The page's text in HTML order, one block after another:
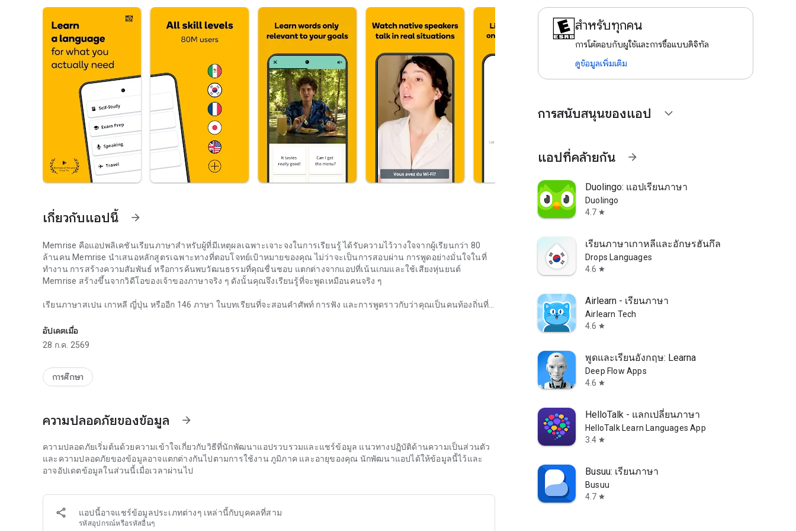
เกี่ยวกับแอปนี้ arrow_forward
Memrise คือแอปพลิเคชันเรียนภาษาสำหรับผู้ที่มีเหตุผลเฉพาะเจาะจงในการเรียนรู้ ได้รับความไว้วางใจจากผู้เรียนกว่า 80
ล้านคน Memrise นำเสนอหลักสูตรเฉพาะทางที่ตอบโจทย์เป้าหมายของคุณ ไม่ว่าจะเป็นการสอบผ่าน การพูดอย่างมั่นใจในที่
ทำงาน การสร้างความสัมพันธ์ หรือการค้นพบวัฒนธรรมที่คุณชื่นชอบ แตกต่างจากแอปที่เน้นเกมและใช้เสียงหุ่นยนต์
Memrise สร้างขึ้นจากวิดีโอของเจ้าของภาษาจริง ๆ ดังนั้นคุณจึงเรียนรู้ที่จะพูดเหมือนคนจริง ๆ
เรียนภาษาสเปน เกาหลี ญี่ปุ่น หรืออีก 146 ภาษา ในบทเรียนที่จะสอนคำศัพท์ การฟัง และการพูดราวกับว่าคุณเป็นคนท้องถิ่นที่
เรียนภาษาสเปน เกาหลี ญี่ปุ่น หรืออีก 146 ภาษา ในบทเรียนที่จะสอนคำศัพท์ การฟัง และการพูดราวกับว่าคุณเป็นคนท้องถิ่นที่
จาน 🇦🇿
มองโกล 🇲🇳, นอร์เวย์ 🇳🇴, สโลวีเนีย 🇸🇮, โยรูบา 🇳🇬, ฮินดี 🇮🇳, ยูเครน 🇺🇦, ไทย 🇹🇭, สวาฮิลี 🇹🇿🇰🇪, สวีเดน 🇲🇪,
มาลี, กาลิเซีย, อิกโบ, isiXhosa, กันนาดา, ทมิฬ, เตลูกู, มาเลย์, เมารี, แอลเบเนีย, ลิทัวเนีย, คาตาลัน, จอร์เจีย, สันสกฤต, เบงกาลี,
เอสโตเนีย, เนปาล, สก็อตเกลิค, สโลวัก, ลัตเวีย, บาสก์, ปัญจาบ, ซูลู, เขมร, ทิเบต, แคะและอีกมากมาย!
ทักษะการสนทนา Memrise มีทุกสิ่งที่คุณต้องการเพื่อความสำเร็จ
ดาวน์โหลด Memrise และทำให้ปีนี้เป็นปีที่คุณมั่นใจในการ:
อัปเดตเมื่อ
28 ก.ค. 2569
การศึกษา
ความปลอดภัยของข้อมูล arrow_forward
ความปลอดภัยเริ่มต้นด้วยความเข้าใจเกี่ยวกับวิธีที่นักพัฒนาแอปรวบรวมและแชร์ข้อมูล แนวทางปฏิบัติด้านความเป็นส่วนตัว
และความปลอดภัยของข้อมูลอาจแตกต่างกันไปตามการใช้งาน ภูมิภาค และอายุของคุณ นักพัฒนาแอปได้ให้ข้อมูลนี้ไว้และ
อาจอัปเดตข้อมูลในส่วนนี้เมื่อเวลาผ่านไป
แอปนี้อาจแชร์ข้อมูลประเภทต่างๆ เหล่านี้กับบุคคลที่สาม
รหัสอุปกรณ์หรือรหัสอื่นๆ
สำหรับทุกคน
การโต้ตอบกับผู้ใช้และการซื้อแบบดิจิทัล
ดูข้อมูลเพิ่มเติม
การสนับสนุนของแอป expand_more
แอปที่คล้ายกัน arrow_forward
Duolingo: แอปเรียนภาษา
Duolingo
4.7 star
เรียนภาษาเกาหลีและอักษรฮันกึล
Drops Languages
4.6 star
Airlearn - เรียนภาษา
Airlearn Tech
4.6 star
พูดและเรียนอังกฤษ: Learna
Deep Flow Apps
4.6 star
HelloTalk - แลกเปลี่ยนภาษา
HelloTalk Learn Languages App
3.4 star
Busuu: เรียนภาษา
Busuu
4.7 star